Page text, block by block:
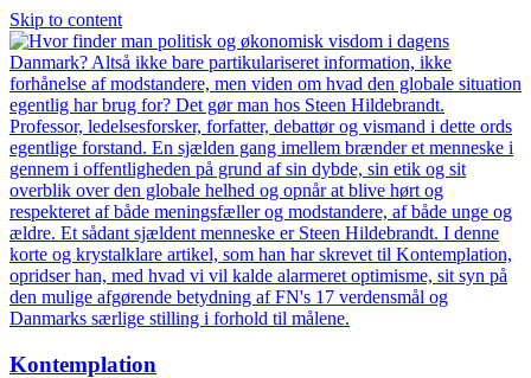
Skip to content
Kontemplation